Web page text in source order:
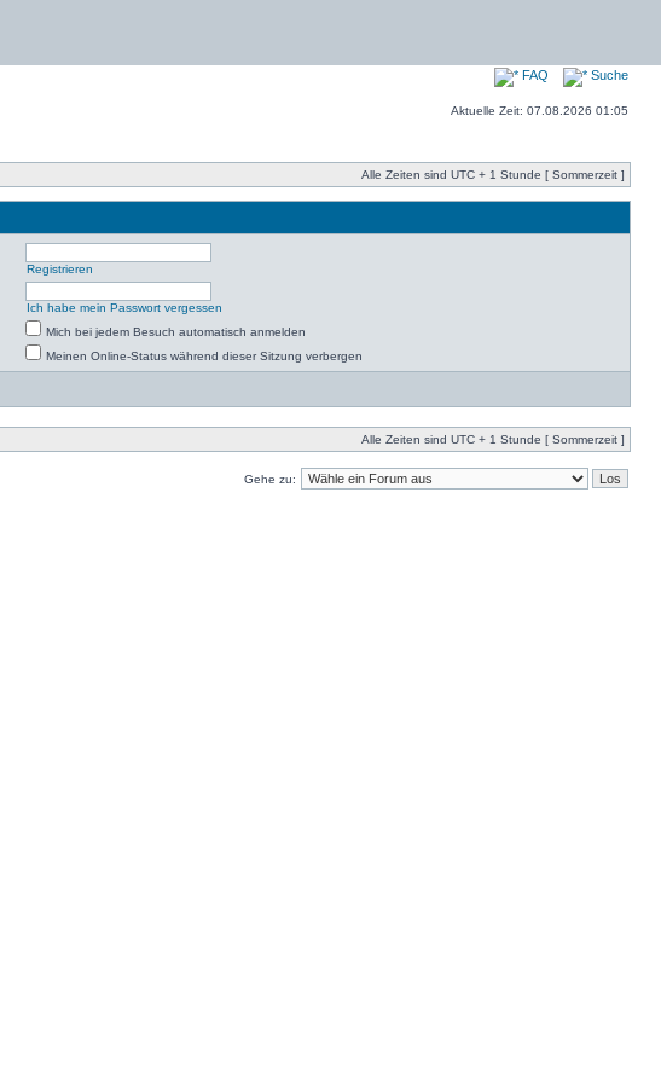
FAQ Suche
Aktuelle Zeit: 07.08.2026 01:05
Alle Zeiten sind UTC + 1 Stunde [ Sommerzeit ]
Registrieren
Ich habe mein Passwort vergessen
Mich bei jedem Besuch automatisch anmelden
Meinen Online-Status während dieser Sitzung verbergen
Alle Zeiten sind UTC + 1 Stunde [ Sommerzeit ]
Gehe zu: